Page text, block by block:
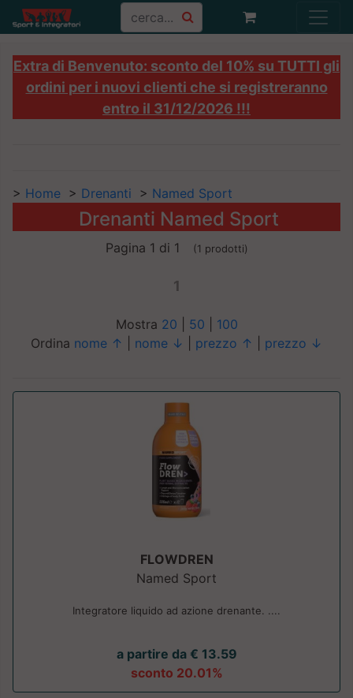
Extra di Benvenuto: sconto del 10% su TUTTI gli
ordini per i nuovi clienti che si registreranno
entro il 31/12/2026 !!!
> Home > Drenanti > Named Sport
Drenanti Named Sport
Pagina 1 di 1 (1 prodotti)
1
Mostra 20 50
100
Ordina nome ↑ nome ↓ prezzo ↑ prezzo ↓
FLOWDREN
Named Sport
Integratore liquido ad azione drenante. ....
a partire da € 13.59
sconto 20.01%